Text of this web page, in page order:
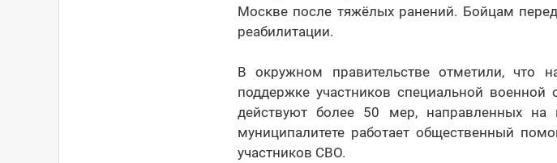
Москве после тяжёлых ранений. Бойцам
реабилитации.
В окружном правительстве отметили, что
поддержке участников специальной
действуют более 50 мер, направленных
муниципалитете работает общественный
участников СВО.